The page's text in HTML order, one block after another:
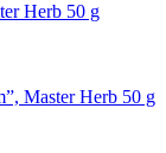
Herb 50 g
Master Herb 50 g